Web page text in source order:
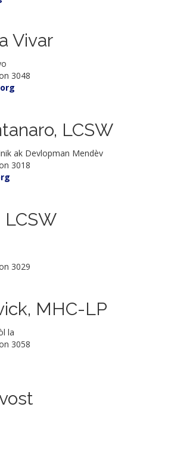
Vivar
3048
LCSW
ak Devlopman Mendèv
3018
3029
MHC-LP
la
3058